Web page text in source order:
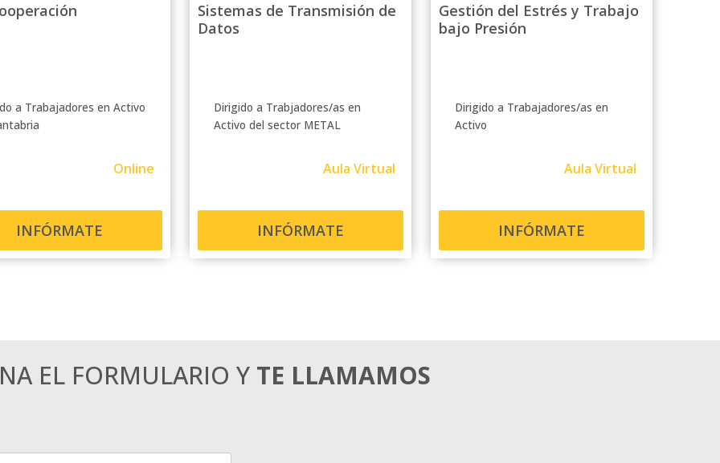
a Trabajadores en Activo
Online
INFÓRMATE
Sistemas de Transmisión de
Datos
Dirigido a Trabjadores/as en
Activo del sector METAL
Aula Virtual
INFÓRMATE
Gestión del Estrés y Trabajo
bajo Presión
Dirigido a Trabajadores/as en
Activo
Aula Virtual
INFÓRMATE
EL FORMULARIO Y TE LLAMAMOS